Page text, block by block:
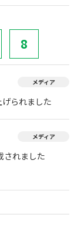
8
メディア
られました
メディア
されました